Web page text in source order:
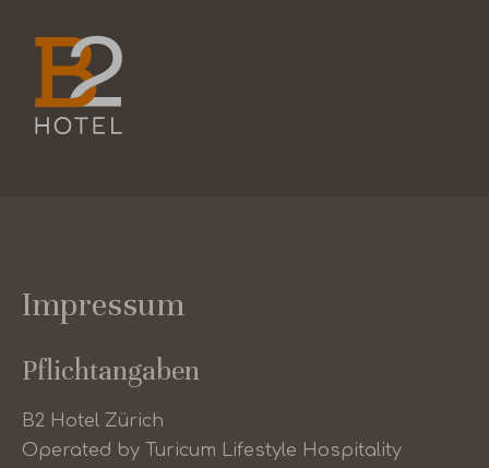
Impressum
Pflichtangaben
B2 Hotel Zürich
Operated by Turicum Lifestyle Hospitality